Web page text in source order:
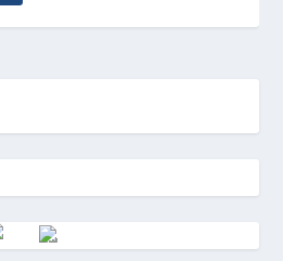
Vörösmarty Rádió